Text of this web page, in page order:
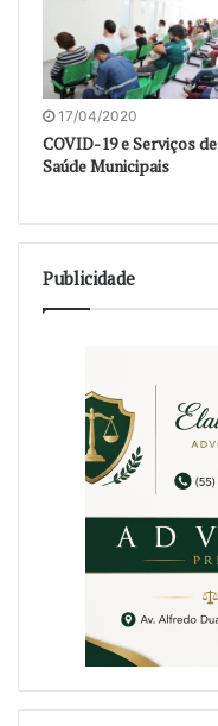
17/04/2020
COVID-19 e Serviços de
Saúde Municipais
Publicidade